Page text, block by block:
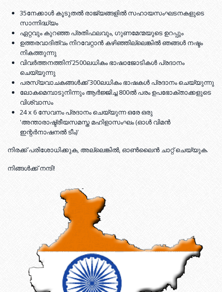
35നേക്കാൾ കൂടുതൽ രാജ്യങ്ങളിൽ സഹായസംഘടനകളുടെ
സാന്നിദ്ധ്യം
ഏറ്റവും കുറഞ്ഞ പ്രതിഫലവും, ഗുണമേന്മയുടെ ഉറപ്പും
ഉത്തരവാദിത്വം നിറവേറ്റാൻ കഴിഞ്ഞില്ലെങ്കിൽ ഞങ്ങൾ നഷ്ടം
നികത്തുന്നു
വിവർത്തനത്തിന് 2500ലധികം ഭാഷാജോടികൾ പ്രദാനം
ചെയ്യുന്നു
പരസ്യവാചകങ്ങൾക്ക് 300ലധികം ഭാഷകൾ പ്രദാനം ചെയ്യുന്നു
ലോകമെമ്പാടുനിന്നും ആർജ്ജിച്ച 800ൽ പരം ഉപഭോക്താക്കളുടെ
വിശ്വാസം
24 x 6 സേവനം പ്രദാനം ചെയ്യുന്ന ഒരേ ഒരു
'അന്താരാഷ്ട്രീയസമസ്ത മഹിളാസംഘം (ഓൾ വിമൻ
ഇന്റർനാഷനൽ ടീം)'
നിരക്ക് പരിശോധിക്കുക, അല്ലെങ്കിൽ, ഓൺലൈൻ ചാറ്റ് ചെയ്യുക.
നിങ്ങൾക്ക് നന്ദി!